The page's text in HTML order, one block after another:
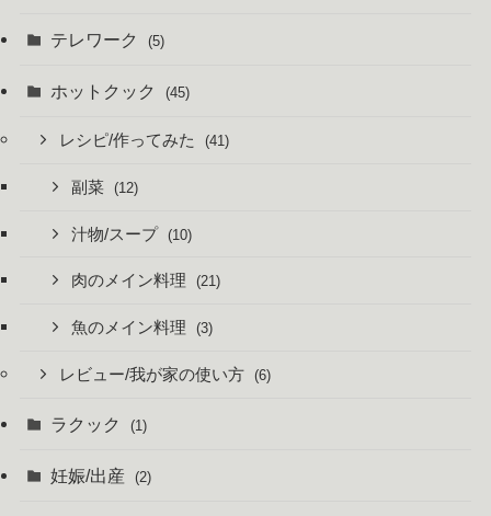
テレワーク (5)
ホットクック (45)
レシピ/作ってみた (41)
副菜 (12)
汁物/スープ (10)
肉のメイン料理 (21)
魚のメイン料理 (3)
レビュー/我が家の使い方 (6)
ラクック (1)
妊娠/出産 (2)